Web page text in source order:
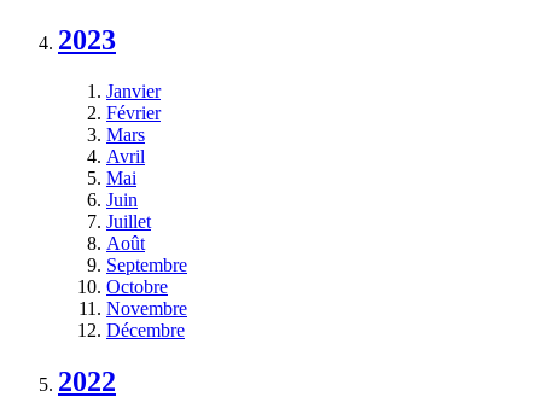
2023
Janvier
Février
Mars
Avril
Mai
Juin
Juillet
Août
Septembre
Octobre
Novembre
Décembre
2022